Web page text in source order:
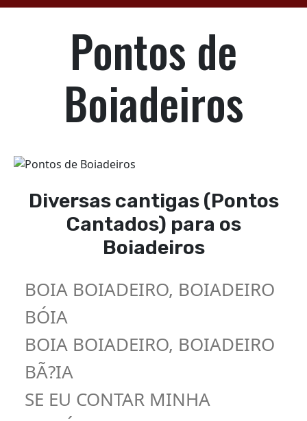
Pontos de
Boiadeiros
Diversas cantigas (Pontos
Cantados) para os
Boiadeiros
BOIA BOIADEIRO, BOIADEIRO
BÓIA
BOIA BOIADEIRO, BOIADEIRO
BÃ?IA
SE EU CONTAR MINHA